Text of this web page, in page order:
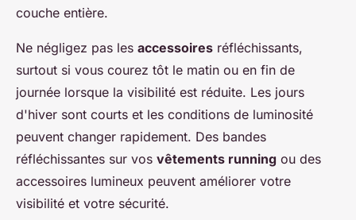
couche entière.
Ne négligez pas les accessoires réfléchissants,
surtout si vous courez tôt le matin ou en fin de
journée lorsque la visibilité est réduite. Les jours
d'hiver sont courts et les conditions de luminosité
peuvent changer rapidement. Des bandes
réfléchissantes sur vos vêtements running ou des
accessoires lumineux peuvent améliorer votre
visibilité et votre sécurité.